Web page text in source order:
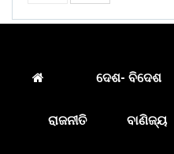
ଦେଶ- ବିଦେଶ
ରାଜନୀତି ବାଣିଜ୍ୟ